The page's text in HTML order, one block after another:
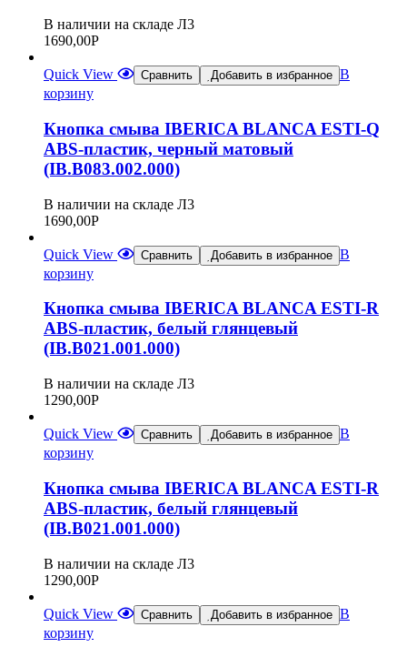
В наличии на складе Л3
1690,00Р
Quick View Сравнить Добавить в избранное В
корзину
Кнопка смыва IBERICA BLANCA ESTI-Q
ABS-пластик, черный матовый
(IB.B083.002.000)
В наличии на складе Л3
1690,00Р
Quick View Сравнить Добавить в избранное В
корзину
Кнопка смыва IBERICA BLANCA ESTI-R
ABS-пластик, белый глянцевый
(IB.B021.001.000)
В наличии на складе Л3
1290,00Р
Quick View Сравнить Добавить в избранное В
корзину
Кнопка смыва IBERICA BLANCA ESTI-R
ABS-пластик, белый глянцевый
(IB.B021.001.000)
В наличии на складе Л3
1290,00Р
Quick View Сравнить Добавить в избранное В
корзину